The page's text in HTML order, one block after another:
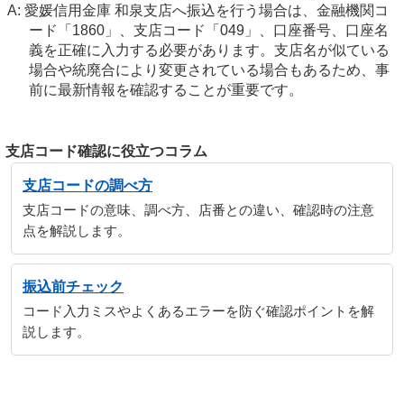
愛媛信用金庫 和泉支店へ振込を行う場合は、金融機関コ
ード「1860」、支店コード「049」、口座番号、口座名
義を正確に入力する必要があります。支店名が似ている
場合や統廃合により変更されている場合もあるため、事
前に最新情報を確認することが重要です。
支店コード確認に役立つコラム
支店コードの調べ方
支店コードの意味、調べ方、店番との違い、確認時の注意
点を解説します。
振込前チェック
コード入力ミスやよくあるエラーを防ぐ確認ポイントを解
説します。